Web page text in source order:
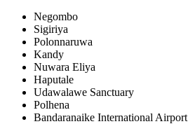
Negombo
Sigiriya
Polonnaruwa
Kandy
Nuwara Eliya
Haputale
Udawalawe Sanctuary
Polhena
Bandaranaike International Airport